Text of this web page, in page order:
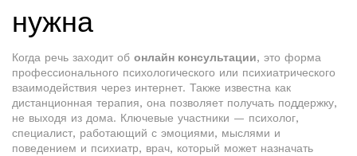
нужна
Когда речь заходит об онлайн консультации, это форма
профессионального психологического или психиатрического
взаимодействия через интернет. Также известна как
дистанционная терапия, она позволяет получать поддержку,
не выходя из дома. Ключевые участники — психолог,
специалист, работающий с эмоциями, мыслями и
поведением и психиатр, врач, который может назначать